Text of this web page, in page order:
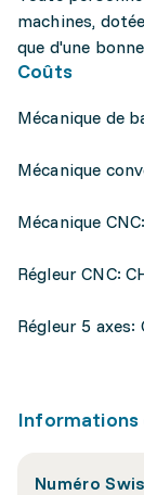
machines,
que d'une
Coûts
Mécanique de
Mécanique
Mécanique
Régleur CNC:
Régleur 5 axes:
Informations
Numéro